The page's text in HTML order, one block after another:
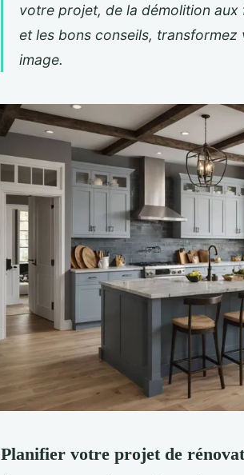
votre projet, de la démolition
et les bons conseils,
image.
Planifier votre projet de